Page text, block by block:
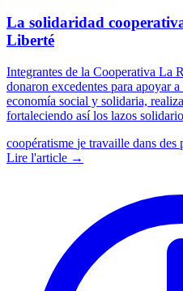
La solidaridad
Liberté
Integrantes de la Cooperativa La
donaron excedentes para apoyar
economía social y solidaria,
fortaleciendo así los lazos
coopératisme je travaille dans des
Lire l'article →